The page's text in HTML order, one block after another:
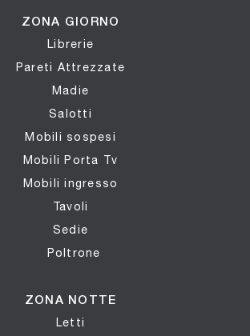
ZONA GIORNO
Librerie
Pareti Attrezzate
Madie
Salotti
Mobili sospesi
Mobili Porta Tv
Mobili ingresso
Tavoli
Sedie
Poltrone
ZONA NOTTE
Letti